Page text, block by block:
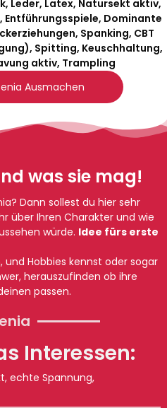
Leder, Latex, Natursekt aktiv,
Entführungsspiele, Dominante
Spanking, CBT
Spitting, Keuschhaltung,
aktiv, Trampling
Ausmachen
was sie mag!
Interessen:
echte Spannung,
Dann sollest du hier sehr
über Ihren Charakter und wie
würde. Idee fürs erste
und Hobbies kennst oder sogar
herauszufinden ob ihre
passen.